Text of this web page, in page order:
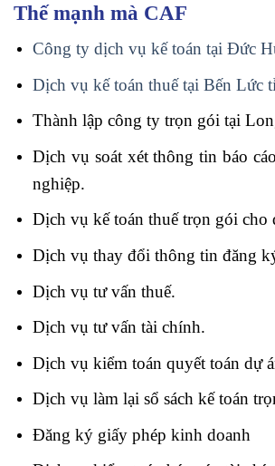
Thế mạnh mà CAF
Công ty dịch vụ kế toán tại Đức
Dịch vụ kế toán thuế tại Bến Lức
Thành lập công ty trọn gói tại
Dịch vụ soát xét thông tin báo
nghiệp.
Dịch vụ kế toán thuế trọn gói cho
Dịch vụ thay đổi thông tin đăng
Dịch vụ tư vấn thuế.
Dịch vụ tư vấn tài chính.
Dịch vụ kiểm toán quyết toán dự
Dịch vụ làm lại sổ sách kế toán
Đăng ký giấy phép kinh doanh